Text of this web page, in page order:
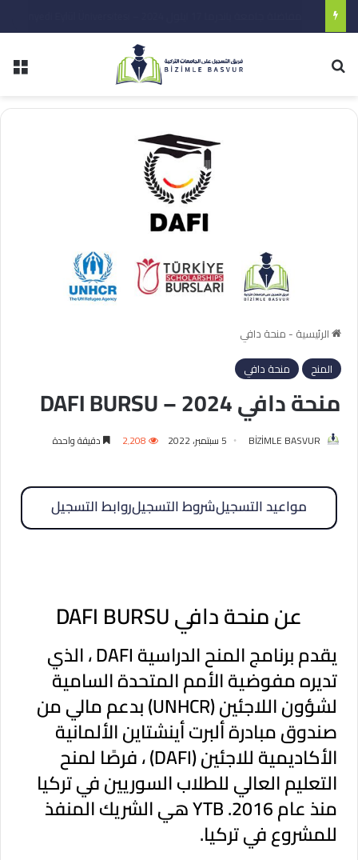
الرئيسية - منحة دافي
المنح
منحة دافي
منحة دافي 2024 – DAFI BURSU
BİZİMLE BASVUR 5 سبتمبر، 2022 2٬208 دقيقة واحدة
مواعيد التسجيلشروط التسجيلروابط التسجيل
عن منحة دافي DAFI BURSU
يقدم برنامج المنح الدراسية DAFI ، الذي
تديره مفوضية الأمم المتحدة السامية
لشؤون اللاجئين (UNHCR) بدعم مالي من
صندوق مبادرة ألبرت أينشتاين الألمانية
الأكاديمية للاجئين (DAFI) ، فرصًا لمنح
التعليم العالي للطلاب السوريين في تركيا
منذ عام 2016. YTB ​​هي الشريك المنفذ
للمشروع في تركيا.